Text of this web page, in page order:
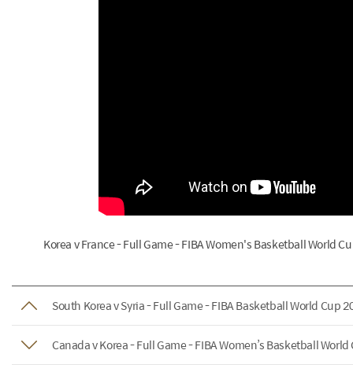
Korea v France - Full Game - FIBA Women's Basketball World
South Korea v Syria - Full Game - FIBA Basketball World Cup
Canada v Korea - Full Game - FIBA Women’s Basketball World